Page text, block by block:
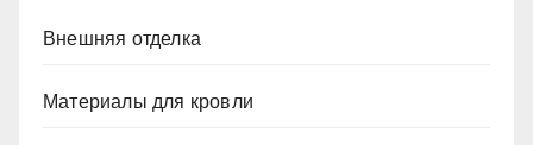
Внешняя отделка
Материалы для кровли